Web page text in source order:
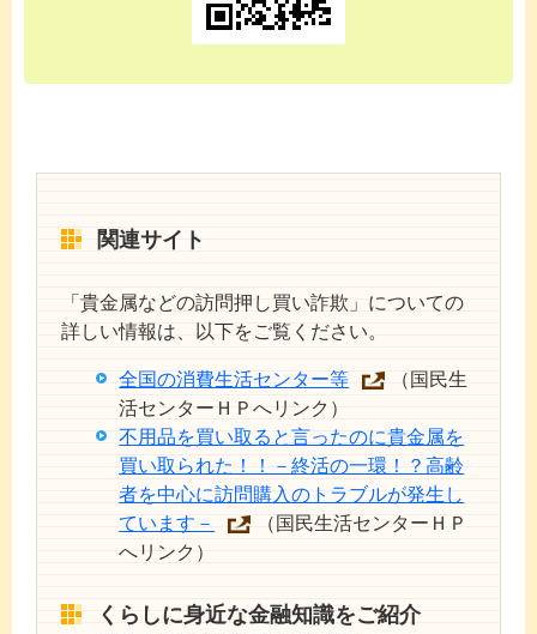
関連サイト
「貴金属などの訪問押し買い詐欺」についての
詳しい情報は、以下をご覧ください。
全国の消費生活センター等
（国民生
活センターＨＰへリンク）
不用品を買い取ると言ったのに貴金属を
買い取られた！！－終活の一環！？高齢
者を中心に訪問購入のトラブルが発生し
ています－
（国民生活センターＨＰ
へリンク）
くらしに身近な金融知識をご紹介